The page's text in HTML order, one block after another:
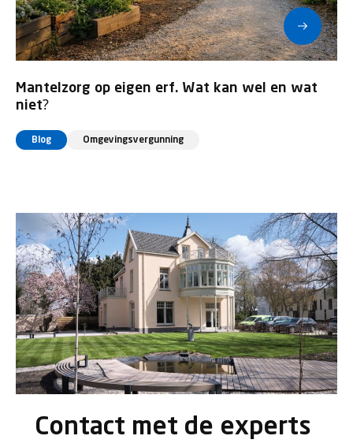
Mantelzorg op eigen erf. Wat kan wel en wat
niet?
Blog Omgevingsvergunning
Contact met de experts